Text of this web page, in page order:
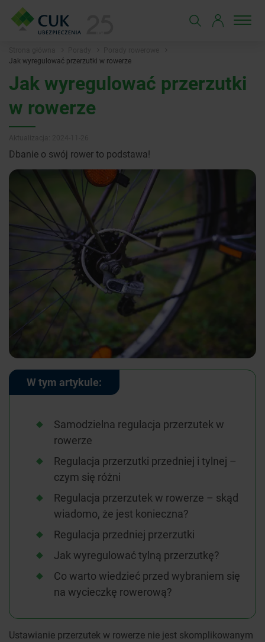
Jak wyregulować przerzutki w rowerze
Jak wyregulować przerzutki
w rowerze
Dbanie o swój rower to podstawa!
W tym artykule:
Samodzielna regulacja przerzutek w
rowerze
Regulacja przerzutki przedniej i tylnej –
czym się różni
Regulacja przerzutek w rowerze – skąd
wiadomo, że jest konieczna?
Regulacja przedniej przerzutki
Jak wyregulować tylną przerzutkę?
Co warto wiedzieć przed wybraniem się
na wycieczkę rowerową?
Ustawianie przerzutek w rowerze nie jest skomplikowanym